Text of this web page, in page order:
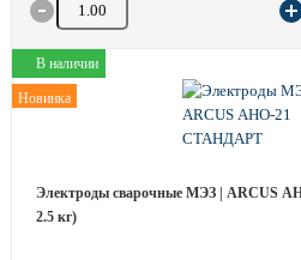
В наличии
Новинка
Электроды сварочные МЭЗ | ARCUS
2.5 кг)